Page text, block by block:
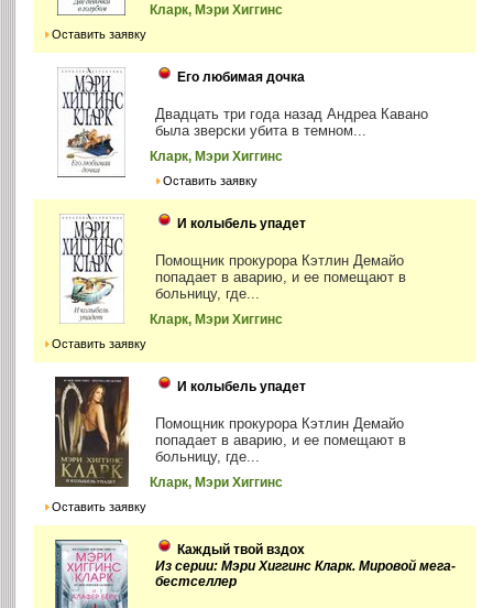
Кларк, Мэри Хиггинс
Оставить заявку
Его любимая дочка
Двадцать три года назад Андреа Кавано
была зверски убита в темном...
Кларк, Мэри Хиггинс
Оставить заявку
И колыбель упадет
Помощник прокурора Кэтлин Демайо
попадает в аварию, и ее помещают в
больницу, где...
Кларк, Мэри Хиггинс
Оставить заявку
И колыбель упадет
Помощник прокурора Кэтлин Демайо
попадает в аварию, и ее помещают в
больницу, где...
Кларк, Мэри Хиггинс
Оставить заявку
Каждый твой вздох
Из серии: Мэри Хиггинс Кларк. Мировой мега-
бестселлер